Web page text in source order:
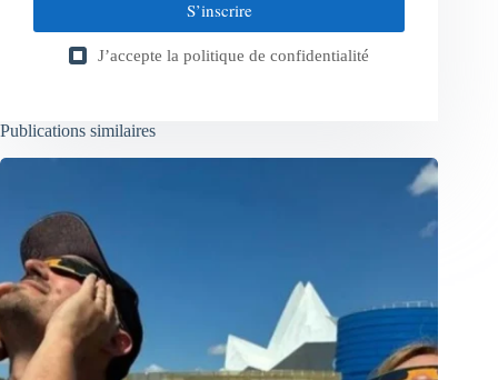
S’inscrire
J’accepte la politique de confidentialité
Publications similaires